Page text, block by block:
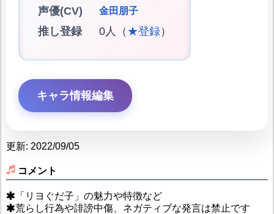
声優(CV)
金田朋子
推し登録 0人（ ★登録）
キャラ情報編集
更新: 2022/09/05
コメント
「リヨぐだ子」の魅力や特徴など
荒らし行為や誹謗中傷、ネガティブな発言は禁止です